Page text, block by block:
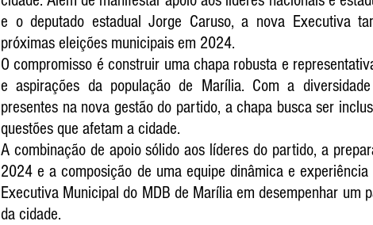
e o deputado estadual Jorge Caruso, a nova Executiva
próximas eleições municipais em 2024.
O compromisso é construir uma chapa robusta e
e aspirações da população de Marília. Com a
presentes na nova gestão do partido, a chapa busca ser
questões que afetam a cidade.
A combinação de apoio sólido aos líderes do partido, a
2024 e a composição de uma equipe dinâmica e
Executiva Municipal do MDB de Marília em desempenhar um
da cidade.